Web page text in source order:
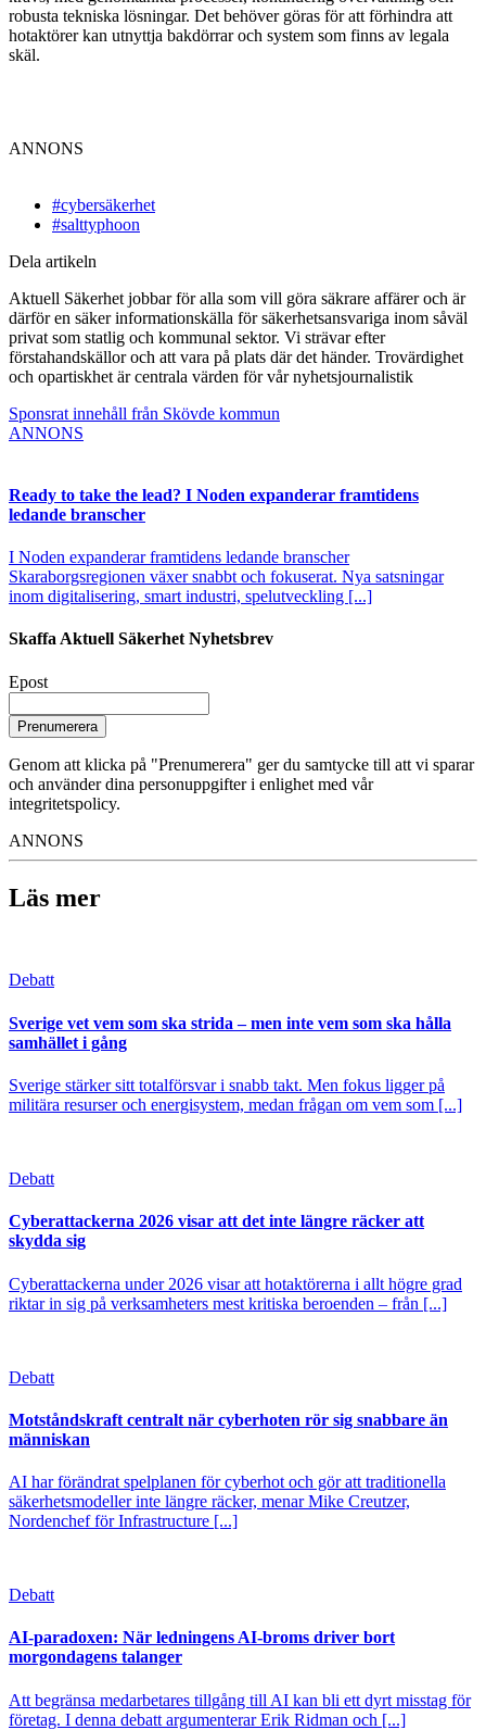
robusta tekniska lösningar. Det behöver göras för att förhindra att
hotaktörer kan utnyttja bakdörrar och system som finns av legala
skäl.
ANNONS
#cybersäkerhet
#salttyphoon
Dela artikeln
Aktuell Säkerhet jobbar för alla som vill göra säkrare affärer och är
därför en säker informationskälla för säkerhetsansvariga inom såväl
privat som statlig och kommunal sektor. Vi strävar efter
förstahandskällor och att vara på plats där det händer. Trovärdighet
och opartiskhet är centrala värden för vår nyhetsjournalistik
Sponsrat innehåll från Skövde kommun
ANNONS
Ready to take the lead? I Noden expanderar framtidens
ledande branscher
I Noden expanderar framtidens ledande branscher
Skaraborgsregionen växer snabbt och fokuserat. Nya satsningar
inom digitalisering, smart industri, spelutveckling [...]
Skaffa Aktuell Säkerhet Nyhetsbrev
Epost
Prenumerera
Genom att klicka på "Prenumerera" ger du samtycke till att vi sparar
och använder dina personuppgifter i enlighet med vår
integritetspolicy.
ANNONS
Läs mer
Debatt
Sverige vet vem som ska strida – men inte vem som ska hålla
samhället i gång
Sverige stärker sitt totalförsvar i snabb takt. Men fokus ligger på
militära resurser och energisystem, medan frågan om vem som [...]
Debatt
Cyberattackerna 2026 visar att det inte längre räcker att
skydda sig
Cyberattackerna under 2026 visar att hotaktörerna i allt högre grad
riktar in sig på verksamheters mest kritiska beroenden – från [...]
Debatt
Motståndskraft centralt när cyberhoten rör sig snabbare än
människan
AI har förändrat spelplanen för cyberhot och gör att traditionella
säkerhetsmodeller inte längre räcker, menar Mike Creutzer,
Nordenchef för Infrastructure [...]
Debatt
AI-paradoxen: När ledningens AI-broms driver bort
morgondagens talanger
Att begränsa medarbetares tillgång till AI kan bli ett dyrt misstag för
företag. I denna debatt argumenterar Erik Ridman och [...]